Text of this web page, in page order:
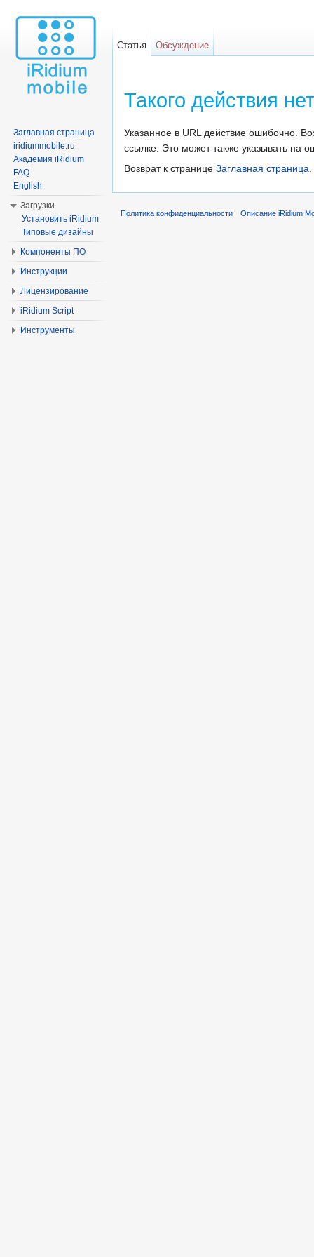
Такого действия нет
Указанное в URL действие ошибочно.
ссылке. Это может также указывать на
Возврат к странице Заглавная страница.
Статья Обсуждение
Заглавная страница
iridiummobile.ru
Академия iRidium
FAQ
English
Загрузки
Установить iRidium
Типовые дизайны
Компоненты ПО
Инструкции
Лицензирование
iRidium Script
Инструменты
Политика конфиденциальности Описание iRidium